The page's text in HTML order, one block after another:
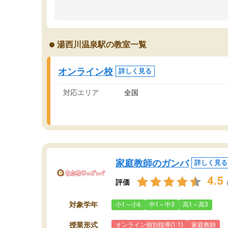
い
湯西川温泉駅の教室一覧
オンライン校 詳しく見る
対応エリア 全国
家庭教師のガンバ 詳しく見る
評価 4.5
対象学年 小1～小6 中1～中3 高1～高3
授業形式 オンライン個別指導(1:1) 家庭教師